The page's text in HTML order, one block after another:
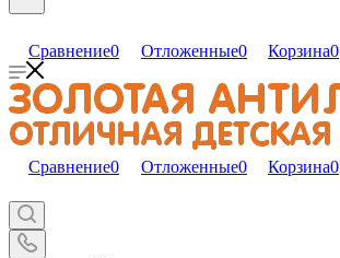
Сравнение0 Отложенные0 Корзина0
Сравнение0 Отложенные0 Корзина0